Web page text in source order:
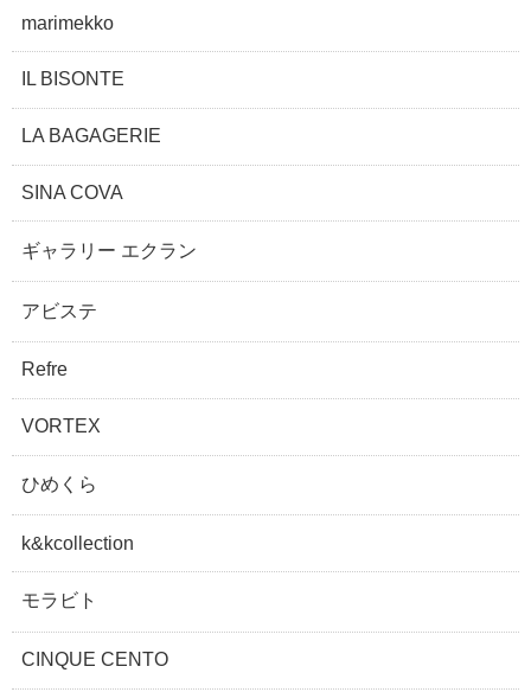
marimekko
IL BISONTE
LA BAGAGERIE
SINA COVA
ギャラリー エクラン
アビステ
Refre
VORTEX
ひめくら
k&kcollection
モラビト
CINQUE CENTO